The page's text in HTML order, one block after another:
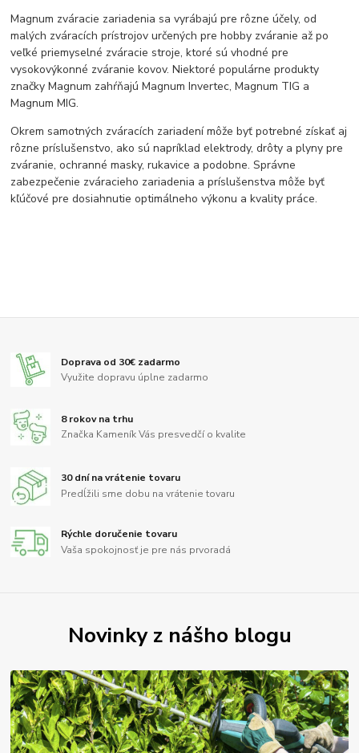
Magnum zváracie zariadenia sa vyrábajú pre rôzne účely, od
malých zváracích prístrojov určených pre hobby zváranie až po
veľké priemyselné zváracie stroje, ktoré sú vhodné pre
vysokovýkonné zváranie kovov. Niektoré populárne produkty
značky Magnum zahŕňajú Magnum Invertec, Magnum TIG a
Magnum MIG.
Okrem samotných zváracích zariadení môže byť potrebné získať aj
rôzne príslušenstvo, ako sú napríklad elektrody, drôty a plyny pre
zváranie, ochranné masky, rukavice a podobne. Správne
zabezpečenie zváracieho zariadenia a príslušenstva môže byť
kľúčové pre dosiahnutie optimálneho výkonu a kvality práce.
Doprava od 30€ zadarmo
Využite dopravu úplne zadarmo
8 rokov na trhu
Značka Kameník Vás presvedčí o kvalite
30 dní na vrátenie tovaru
Predĺžili sme dobu na vrátenie tovaru
Rýchle doručenie tovaru
Vaša spokojnosť je pre nás prvoradá
Novinky z nášho blogu